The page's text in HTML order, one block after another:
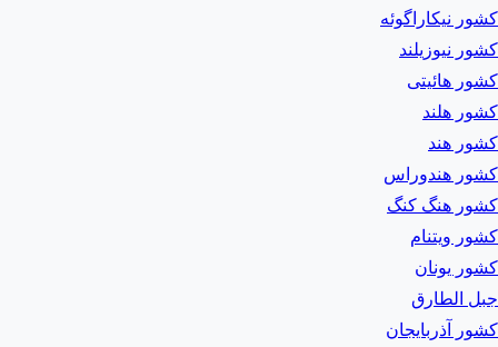
کشور نیکاراگوئه
کشور نیوزیلند
کشور هائیتی
کشور هلند
کشور هند
کشور هندوراس
کشور هنگ کنگ
کشور ویتنام
کشور یونان
جبل الطارق
کشور آذربایجان